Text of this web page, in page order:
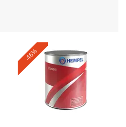
-46%